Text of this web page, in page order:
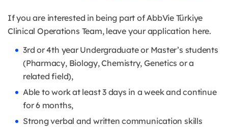
If you are interested in being part of AbbVie Türkiye
Clinical Operations Team, leave your application here.
3rd or 4th year Undergraduate or Master’s students
(Pharmacy, Biology, Chemistry, Genetics or a
related field),
Able to work at least 3 days in a week and continue
for 6 months,
Strong verbal and written communication skills